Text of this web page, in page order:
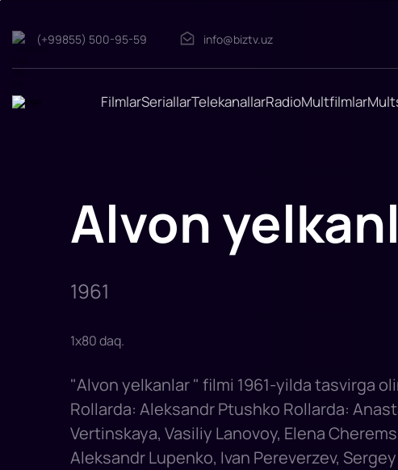
Alvon
yelkanlar
filmi
1961-
(+99855) 500-95-59 info@biztv.uz
FilmlarSeriallarTelekanallarRadioMultfilmlar
Alvon
1961
1x80daq.
"Alvon yelkanlar " filmi 1961-yilda tasvirga
Rollarda: Aleksandr Ptushko Rollarda:
Vertinskaya, Vasiliy Lanovoy, Elena
Aleksandr Lupenko, Ivan Pereverzev, Sergey